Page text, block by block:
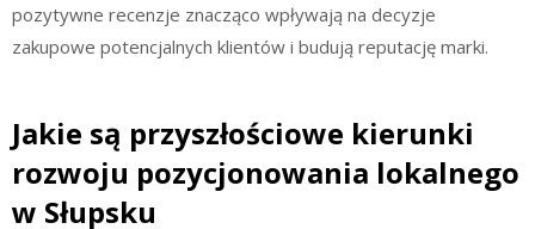
pozytywne recenzje znacząco wpływają na decyzje
zakupowe potencjalnych klientów i budują reputację marki.
Jakie są przyszłościowe kierunki
rozwoju pozycjonowania lokalnego
w Słupsku